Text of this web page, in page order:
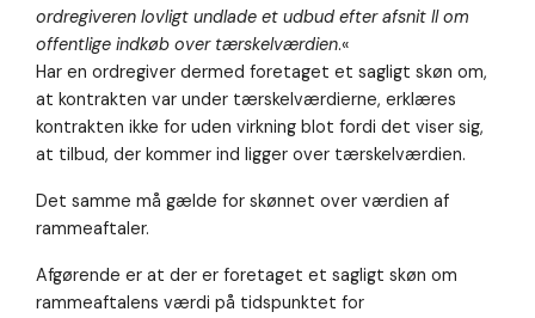
ordregiveren lovligt undlade et udbud efter afsnit II om
offentlige indkøb over tærskelværdien.«
Har en ordregiver dermed foretaget et sagligt skøn om,
at kontrakten var under tærskelværdierne, erklæres
kontrakten ikke for uden virkning blot fordi det viser sig,
at tilbud, der kommer ind ligger over tærskelværdien.
Det samme må gælde for skønnet over værdien af
rammeaftaler.
Afgørende er at der er foretaget et sagligt skøn om
rammeaftalens værdi på tidspunktet for